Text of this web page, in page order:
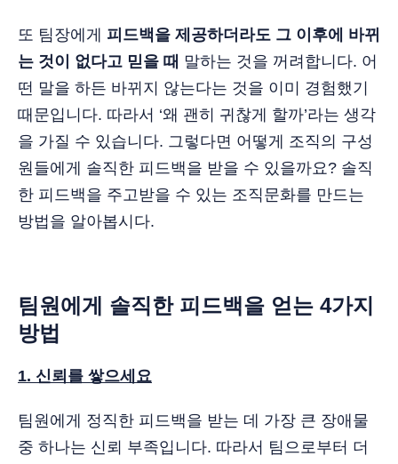
또 팀장에게 피드백을 제공하더라도 그 이후에 바뀌
는 것이 없다고 믿을 때 말하는 것을 꺼려합니다. 어
떤 말을 하든 바뀌지 않는다는 것을 이미 경험했기
때문입니다. 따라서 ‘왜 괜히 귀찮게 할까’라는 생각
을 가질 수 있습니다. 그렇다면 어떻게 조직의 구성
원들에게 솔직한 피드백을 받을 수 있을까요? 솔직
한 피드백을 주고받을 수 있는 조직문화를 만드는
방법을 알아봅시다.
팀원에게 솔직한 피드백을 얻는 4가지
방법
1. 신뢰를 쌓으세요
팀원에게 정직한 피드백을 받는 데 가장 큰 장애물
중 하나는 신뢰 부족입니다. 따라서 팀으로부터 더